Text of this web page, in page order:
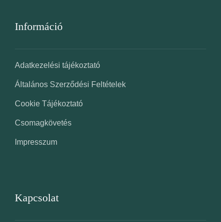
Információ
Adatkezelési tájékoztató
Általános Szerződési Feltételek
Cookie Tájékoztató
Csomagkövetés
Impresszum
Kapcsolat